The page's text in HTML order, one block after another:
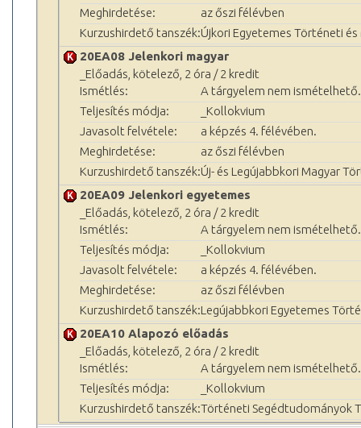
Meghirdetése:
az őszi félévben
Kurzushirdető tanszék:Újkori Egyetemes Történeti
20EA08 Jelenkori magyar
_Előadás, kötelező, 2 óra / 2 kredit
Ismétlés:
A tárgyelem nem ismételhető.
Teljesítés módja:
_Kollokvium
Javasolt felvétele:
a képzés 4. félévében.
Meghirdetése:
az őszi félévben
Kurzushirdető tanszék:Új- és Legújabbkori Magyar
20EA09 Jelenkori egyetemes
_Előadás, kötelező, 2 óra / 2 kredit
Ismétlés:
A tárgyelem nem ismételhető.
Teljesítés módja:
_Kollokvium
Javasolt felvétele:
a képzés 4. félévében.
Meghirdetése:
az őszi félévben
Kurzushirdető tanszék:Legújabbkori Egyetemes
20EA10 Alapozó előadás
_Előadás, kötelező, 2 óra / 2 kredit
Ismétlés:
A tárgyelem nem ismételhető.
Teljesítés módja:
_Kollokvium
Kurzushirdető tanszék:Történeti Segédtudományok